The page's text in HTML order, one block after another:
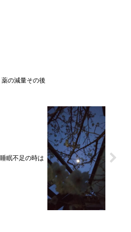
薬の減量その後
睡眠不足の時は